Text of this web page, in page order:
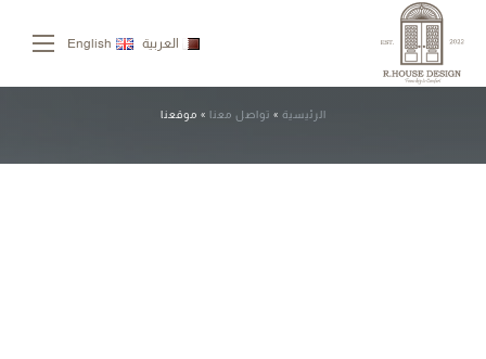
العربية English
الرئيسية » تواصل معنا » موقعنا